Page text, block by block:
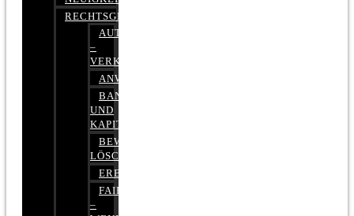
RECHTSGEBIETE
AUTOBETRUG
–
VERKEHRSRECHT
ANWALTSHAFTUNGSRECHT
BANK-
UND
KAPITALMARKTRECHT
BEWERTUNGEN
LÖSCHEN
ERBRECHT
FAIRMIETEN
–